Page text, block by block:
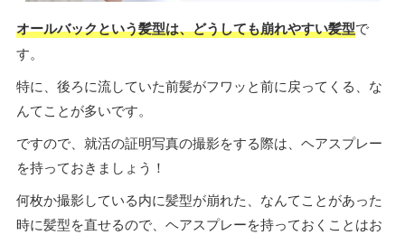
オールバックという髪型は、どうしても崩れやすい髪型で
す。
特に、後ろに流していた前髪がフワッと前に戻ってくる、な
んてことが多いです。
ですので、就活の証明写真の撮影をする際は、ヘアスプレー
を持っておきましょう！
何枚か撮影している内に髪型が崩れた、なんてことがあった
時に髪型を直せるので、ヘアスプレーを持っておくことはお